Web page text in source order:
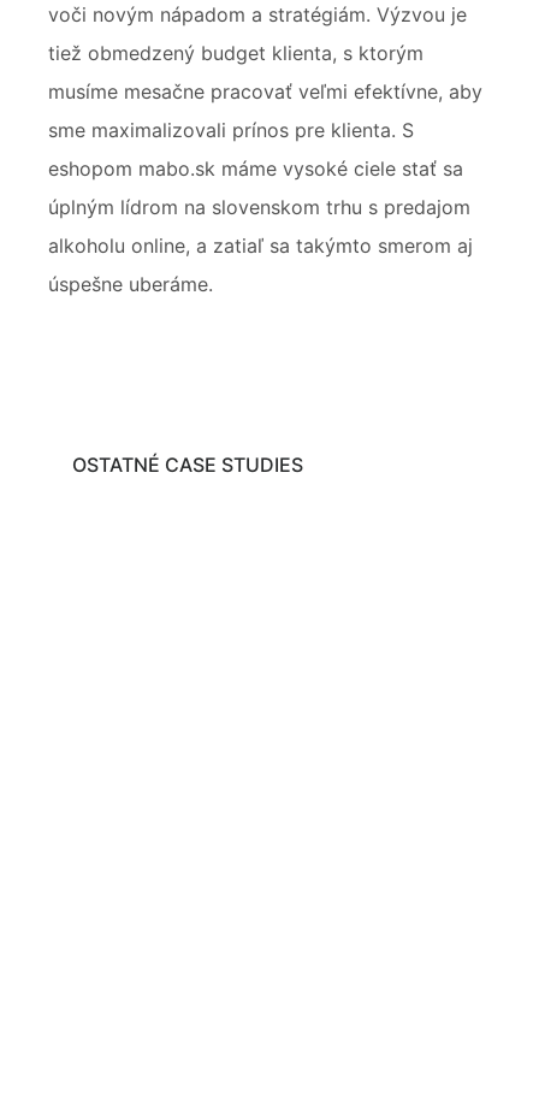
voči novým nápadom a stratégiám. Výzvou je
tiež obmedzený budget klienta, s ktorým
musíme mesačne pracovať veľmi efektívne, aby
sme maximalizovali prínos pre klienta. S
eshopom mabo.sk máme vysoké ciele stať sa
úplným lídrom na slovenskom trhu s predajom
alkoholu online, a zatiaľ sa takýmto smerom aj
úspešne uberáme.
OSTATNÉ CASE STUDIES